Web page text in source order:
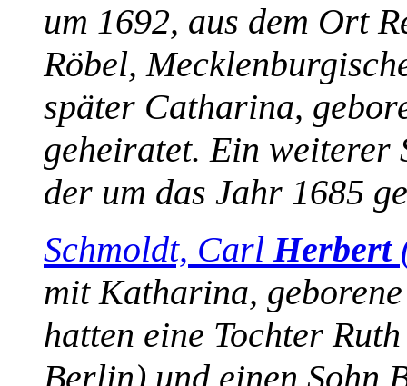
um 1692, aus dem Ort
Röbel,
später Catharina,
geheiratet. Ein weiterer
der um das Jahr 1685
Schmoldt, CarlHerbert
mit Katharina,
hatten eine Tochter
Berlin) und einen Sohn